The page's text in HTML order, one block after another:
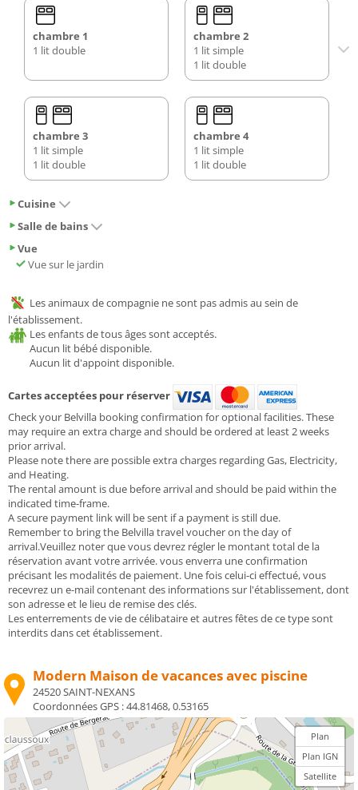
chambre 1
1 lit double
chambre 2
1 lit simple
1 lit double
chambre 3
1 lit simple
1 lit double
chambre 4
1 lit simple
1 lit double
Cuisine
Salle de bains
Vue
Vue sur le jardin
Les animaux de compagnie ne sont pas admis au sein de
l'établissement.
Les enfants de tous âges sont acceptés.
Aucun lit bébé disponible.
Aucun lit d'appoint disponible.
Cartes acceptées pour réserver
Check your Belvilla booking confirmation for optional facilities. These
may require an extra charge and should be ordered at least 2 weeks
prior arrival.
Please note there are possible extra charges regarding Gas, Electricity,
and Heating.
The rental amount is due before arrival and should be paid within the
indicated time-frame.
A secure payment link will be sent if a payment is still due.
Remember to bring the Belvilla travel voucher on the day of
arrival.Veuillez noter que vous devrez régler le montant total de la
réservation avant votre arrivée. vous enverra une confirmation
précisant les modalités de paiement. Une fois celui-ci effectué, vous
recevrez un e-mail contenant des informations sur l'établissement, dont
son adresse et le lieu de remise des clés.
Les enterrements de vie de célibataire et autres fêtes de ce type sont
interdits dans cet établissement.
Modern Maison de vacances avec piscine
24520 SAINT-NEXANS
Coordonnées GPS :44.81468, 0.53165
Plan
Plan IGN
Satellite